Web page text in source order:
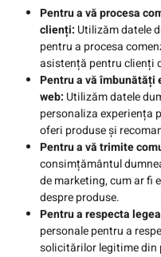
Pentru a vă procesa
clienți: Utilizăm datele
pentru a procesa
asistență pentru clienți
Pentru a vă îmbunătăți
web: Utilizăm datele
personaliza experiența
oferi produse și
Pentru a vă trimite
consimțământul
de marketing, cum ar fi
despre produse.
Pentru a respecta
personale pentru a
solicitărilor legitime din